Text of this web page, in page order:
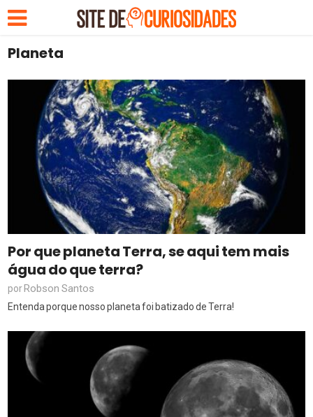
Planeta
Por que planeta Terra, se aqui tem mais
água do que terra?
porRobson Santos
Entenda porque nosso planeta foi batizado de Terra!